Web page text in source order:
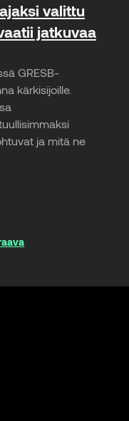
valittu
jatkuvaa
GRESB-
kärkisijoille.
ja mitä ne